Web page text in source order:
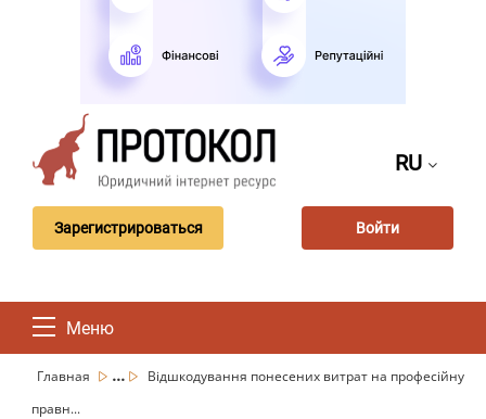
RU
Зарегистрироваться Войти
Меню
Главная ...
Відшкодування понесених витрат на професійну
правн...